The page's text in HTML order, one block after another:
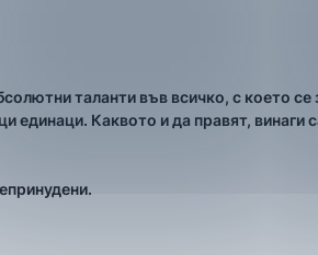
таланти във всичко, с което се
единаци. Каквото и да правят, винаги